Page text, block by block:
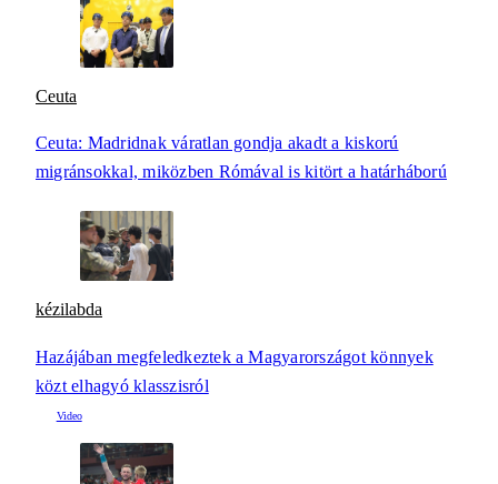
Ceuta
Ceuta: Madridnak váratlan gondja akadt a kiskorú
migránsokkal, miközben Rómával is kitört a határháború
kézilabda
Hazájában megfeledkeztek a Magyarországot könnyek
közt elhagyó klasszisról